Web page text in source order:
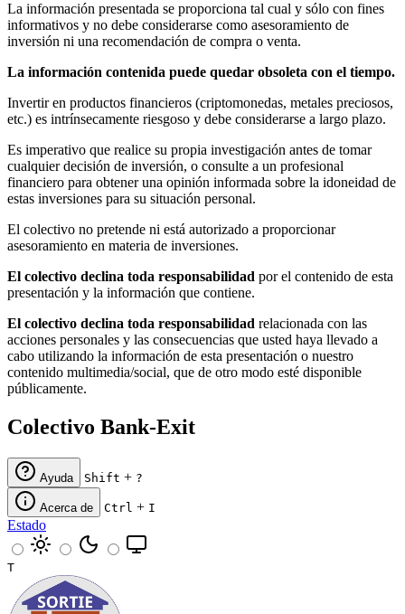
La información presentada se proporciona tal cual y sólo con fines
informativos y no debe considerarse como asesoramiento de
inversión ni una recomendación de compra o venta.
La información contenida puede quedar obsoleta con el tiempo.
Invertir en productos financieros (criptomonedas, metales preciosos,
etc.) es intrínsecamente riesgoso y debe considerarse a largo plazo.
Es imperativo que realice su propia investigación antes de tomar
cualquier decisión de inversión, o consulte a un profesional
financiero para obtener una opinión informada sobre la idoneidad de
estas inversiones para su situación personal.
El colectivo no pretende ni está autorizado a proporcionar
asesoramiento en materia de inversiones.
El colectivo declina toda responsabilidad por el contenido de esta
presentación y la información que contiene.
El colectivo declina toda responsabilidad relacionada con las
acciones personales y las consecuencias que usted haya llevado a
cabo utilizando la información de esta presentación o nuestro
contenido multimedia/social, que de otro modo esté disponible
públicamente.
Colectivo Bank-Exit
Ayuda Shift + ?
Acerca de Ctrl + I
Estado
T